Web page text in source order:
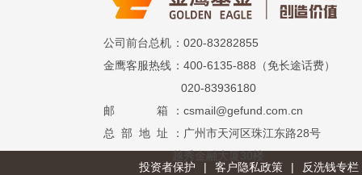
公司前台总机 ：020-83282855
金鹰客服热线 ：400-6135-888（免长途话费）
020-83936180
邮 箱
：csmail@gefund.com.cn
总 部 地 址
：广州市天河区珠江东路28号
越秀金融大厦30楼
投资者保护
| 客户隐私政策 |
反洗钱专栏